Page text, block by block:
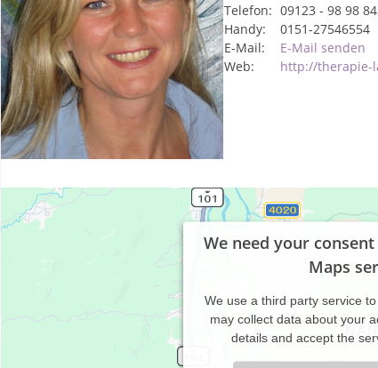
Telefon: 09123 - 98 98
Handy:
0151-27546554
E-Mail:
E-Mail senden
Web:
http://therapie-
We need your
Maps
We use a third party service
may collect data about your
details and accept the